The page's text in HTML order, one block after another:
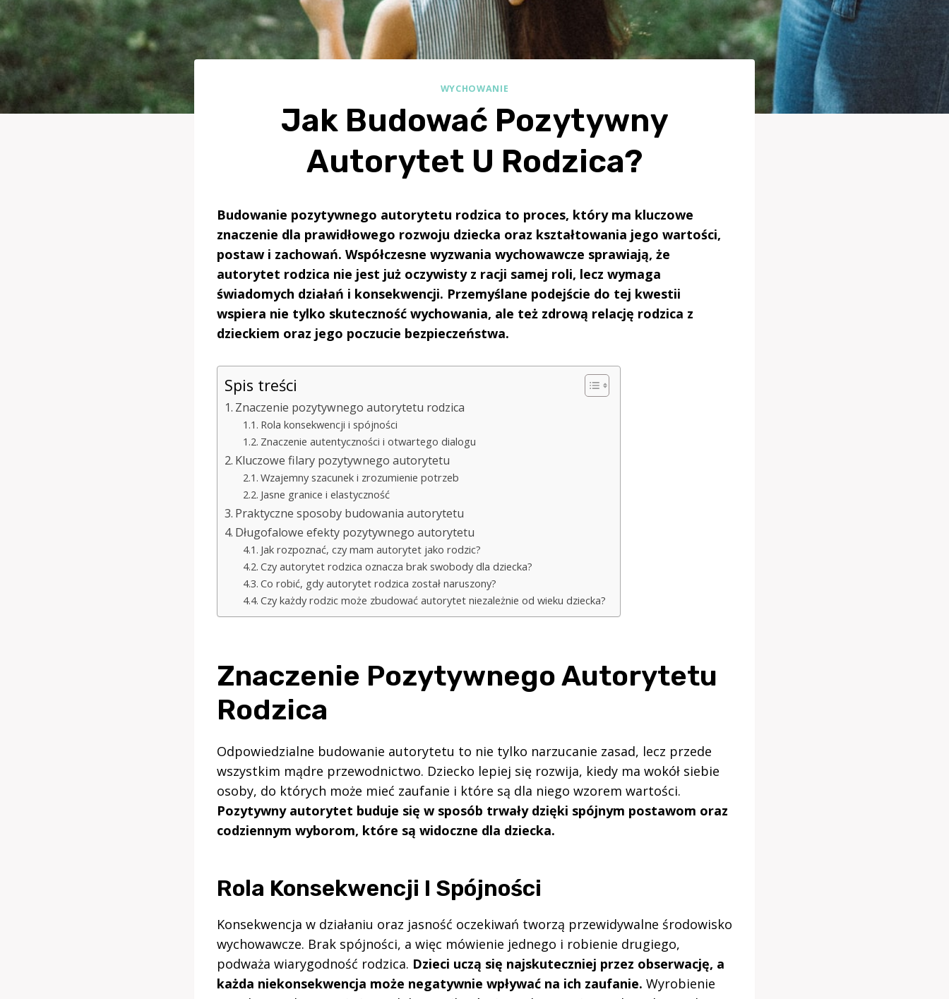
WYCHOWANIE
Jak Budować Pozytywny
Autorytet U Rodzica?
Budowanie pozytywnego autorytetu rodzica to proces, który ma kluczowe
znaczenie dla prawidłowego rozwoju dziecka oraz kształtowania jego wartości,
postaw i zachowań. Współczesne wyzwania wychowawcze sprawiają, że
autorytet rodzica nie jest już oczywisty z racji samej roli, lecz wymaga
świadomych działań i konsekwencji. Przemyślane podejście do tej kwestii
wspiera nie tylko skuteczność wychowania, ale też zdrową relację rodzica z
dzieckiem oraz jego poczucie bezpieczeństwa.
Spis treści
Znaczenie pozytywnego autorytetu rodzica
Rola konsekwencji i spójności
Znaczenie autentyczności i otwartego dialogu
Kluczowe filary pozytywnego autorytetu
Wzajemny szacunek i zrozumienie potrzeb
Jasne granice i elastyczność
Praktyczne sposoby budowania autorytetu
Długofalowe efekty pozytywnego autorytetu
Jak rozpoznać, czy mam autorytet jako rodzic?
Czy autorytet rodzica oznacza brak swobody dla dziecka?
Co robić, gdy autorytet rodzica został naruszony?
Czy każdy rodzic może zbudować autorytet niezależnie od wieku dziecka?
Znaczenie Pozytywnego Autorytetu
Rodzica
Odpowiedzialne budowanie autorytetu to nie tylko narzucanie zasad, lecz przede
wszystkim mądre przewodnictwo. Dziecko lepiej się rozwija, kiedy ma wokół siebie
osoby, do których może mieć zaufanie i które są dla niego wzorem wartości.
Pozytywny autorytet buduje się w sposób trwały dzięki spójnym postawom oraz
codziennym wyborom, które są widoczne dla dziecka.
Rola Konsekwencji I Spójności
Konsekwencja w działaniu oraz jasność oczekiwań tworzą przewidywalne środowisko
wychowawcze. Brak spójności, a więc mówienie jednego i robienie drugiego,
podważa wiarygodność rodzica. Dzieci uczą się najskuteczniej przez obserwację, a
każda niekonsekwencja może negatywnie wpływać na ich zaufanie. Wyrobienie